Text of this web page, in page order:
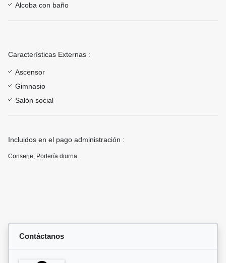
Alcoba con baño
Características Externas :
Ascensor
Gimnasio
Salón social
Incluidos en el pago administración :
Conserje, Porterí­a diurna
Contáctanos